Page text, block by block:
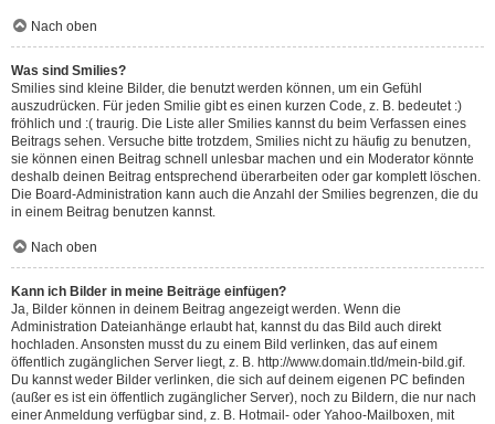
Nach oben
Was sind Smilies?
Smilies sind kleine Bilder, die benutzt werden können, um ein Gefühl
auszudrücken. Für jeden Smilie gibt es einen kurzen Code, z. B. bedeutet :)
fröhlich und :( traurig. Die Liste aller Smilies kannst du beim Verfassen eines
Beitrags sehen. Versuche bitte trotzdem, Smilies nicht zu häufig zu benutzen,
sie können einen Beitrag schnell unlesbar machen und ein Moderator könnte
deshalb deinen Beitrag entsprechend überarbeiten oder gar komplett löschen.
Die Board-Administration kann auch die Anzahl der Smilies begrenzen, die du
in einem Beitrag benutzen kannst.
Nach oben
Kann ich Bilder in meine Beiträge einfügen?
Ja, Bilder können in deinem Beitrag angezeigt werden. Wenn die
Administration Dateianhänge erlaubt hat, kannst du das Bild auch direkt
hochladen. Ansonsten musst du zu einem Bild verlinken, das auf einem
öffentlich zugänglichen Server liegt, z. B. http://www.domain.tld/mein-bild.gif.
Du kannst weder Bilder verlinken, die sich auf deinem eigenen PC befinden
(außer es ist ein öffentlich zugänglicher Server), noch zu Bildern, die nur nach
einer Anmeldung verfügbar sind, z. B. Hotmail- oder Yahoo-Mailboxen, mit